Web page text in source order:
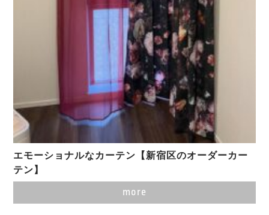
エモーショナルなカーテン【新宿区のオーダーカー
テン】
more